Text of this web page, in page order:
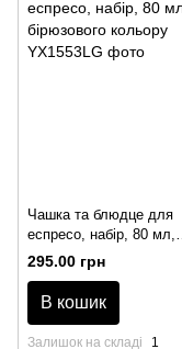
Чашка та блюдце для
еспресо, набір, 80 мл,
бірюзового кольору
295.00 грн
В кошик
Залишок на складі
1